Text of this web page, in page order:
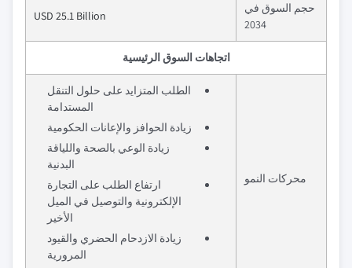
حجم السوق في
2034
USD 25.1 Billion
اتجاهات السوق الرئيسية
محركات النمو
الطلب المتزايد على حلول التنقل
المستدامة
زيادة الحوافز والإعانات الحكومية
زيادة الوعي بالصحة واللياقة
البدنية
ارتفاع الطلب على التجارة
الإلكترونية والتوصيل في الميل
الأخير
زيادة الازدحام الحضري والقيود
المرورية